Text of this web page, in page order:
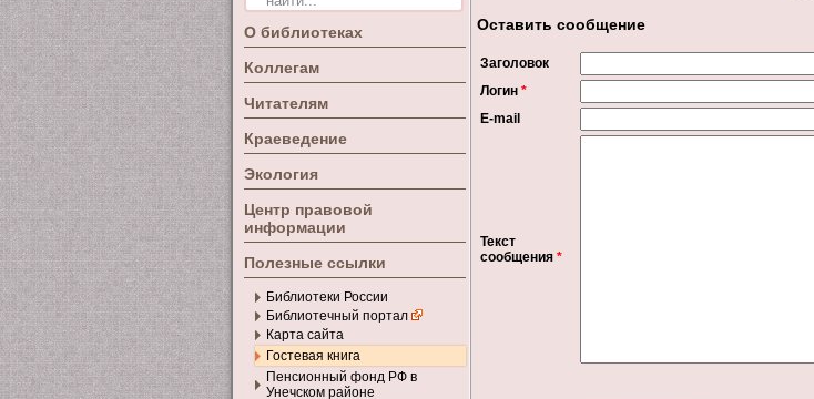
О библиотеках
Коллегам
Читателям
Краеведение
Экология
Центр правовой
информации
Полезные ссылки
Библиотеки России
Библиотечный портал
Карта сайта
Гостевая книга
Пенсионный фонд РФ в
Унечском районе
Оставить сообщение
Заголовок
Логин *
E-mail
Текст
сообщения *